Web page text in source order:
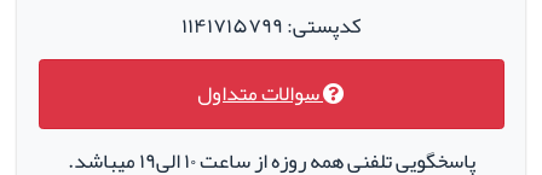
کدپستی: ۱۱۴۱۷۱۵۷۹۹
سوالات متداول
پاسخگویی تلفنی همه روزه از ساعت ۱۰ الی۱۹ میباشد.